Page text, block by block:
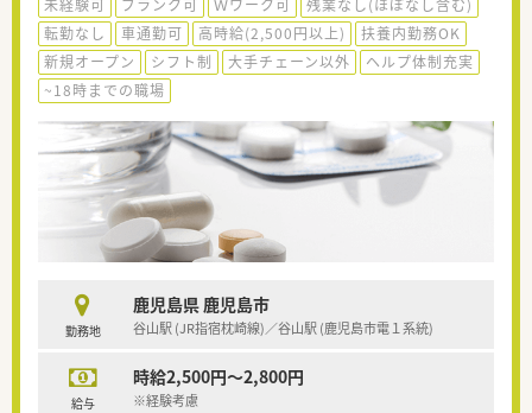
未経験可 ブランク可 Ｗワーク可
残業なし(ほぼなし含む)
転勤なし
車通勤可 高時給(2,500円以上)
扶養内勤務OK
新規オープン
シフト制 大手チェーン以外
ヘルプ体制充実
~18時までの職場
勤務地
鹿児島県 鹿児島市
谷山駅 (JR指宿枕崎線)／谷山駅 (鹿児島市電１系統)
給与
時給2,500円～2,800円
※経験考慮